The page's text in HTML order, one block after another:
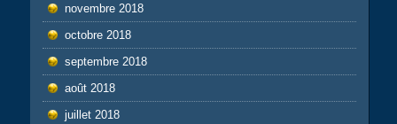
novembre 2018
octobre 2018
septembre 2018
août 2018
juillet 2018